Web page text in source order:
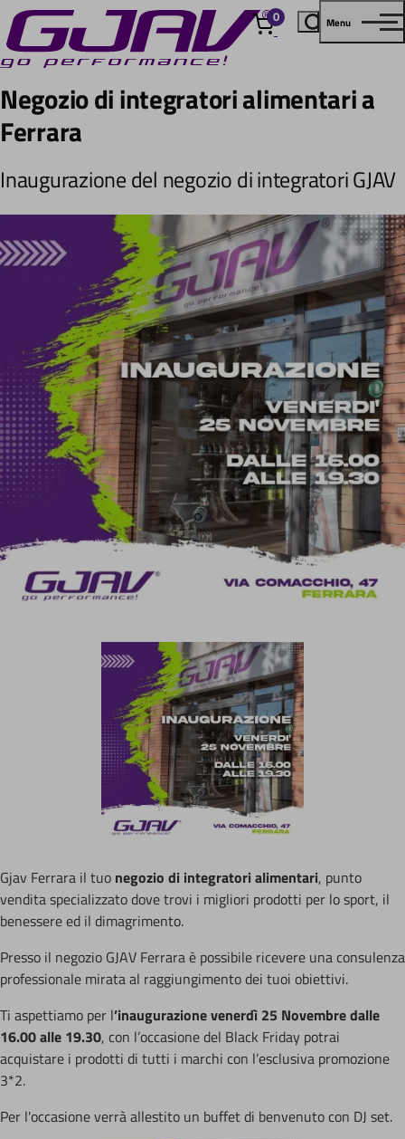
0
elementi
Menu
Negozio di integratori alimentari a
Ferrara
Inaugurazione del negozio di integratori GJAV
Gjav Ferrara il tuo negozio di integratori alimentari, punto
vendita specializzato dove trovi i migliori prodotti per lo sport, il
benessere ed il dimagrimento.
Presso il negozio GJAV Ferrara è possibile ricevere una consulenza
professionale mirata al raggiungimento dei tuoi obiettivi.
Ti aspettiamo per l’inaugurazione venerdì 25 Novembre dalle
16.00 alle 19.30, con l’occasione del Black Friday potrai
acquistare i prodotti di tutti i marchi con l’esclusiva promozione
3*2.
Per l'occasione verrà allestito un buffet di benvenuto con DJ set.